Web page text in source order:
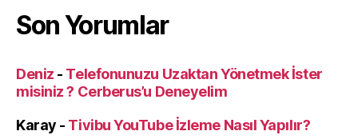
Son Yorumlar
Deniz - Telefonunuzu Uzaktan Yönetmek İster
misiniz ? Cerberus’u Deneyelim
Karay - Tivibu YouTube İzleme Nasıl Yapılır?